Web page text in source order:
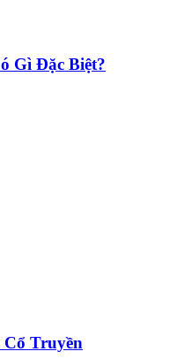
Gì Đặc Biệt?
Truyền